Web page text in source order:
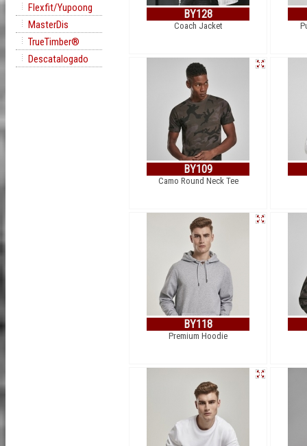
Flexfit/Yupoong
MasterDis
TrueTimber®
Descatalogado
BY128
Coach Jacket
BY109
Camo Round Neck Tee
BY118
Premium Hoodie